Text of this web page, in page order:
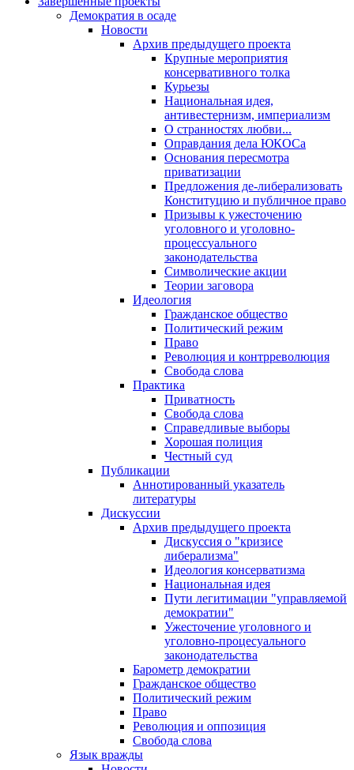
Демократия в осаде
Новости
Архив предыдущего проекта
Крупные мероприятия
консервативного толка
Курьезы
Национальная идея,
антивестернизм, империализм
О странностях любви...
Оправдания дела ЮКОСа
Основания пересмотра
приватизации
Предложения де-либерализовать
Конституцию и публичное право
Призывы к ужесточению
уголовного и уголовно-
процессуального
законодательства
Символические акции
Теории заговора
Идеология
Гражданское общество
Политический режим
Право
Революция и контрреволюция
Свобода слова
Практика
Приватность
Свобода слова
Справедливые выборы
Хорошая полиция
Честный суд
Публикации
Аннотированный указатель
литературы
Дискуссии
Архив предыдущего проекта
Дискуссия о "кризисе
либерализма"
Идеология консерватизма
Национальная идея
Пути легитимации "управляемой
демократии"
Ужесточение уголовного и
уголовно-процесуального
законодательства
Барометр демократии
Гражданское общество
Политический режим
Право
Революция и оппозиция
Свобода слова
Язык вражды